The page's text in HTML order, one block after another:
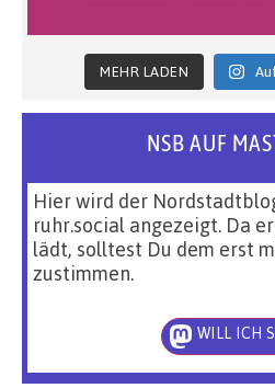
MEHR LADEN
NSB AUF
Hier wird der
ruhr.social angezeigt. Da
lädt, solltest Du dem erst
zustimmen.
WILL ICH